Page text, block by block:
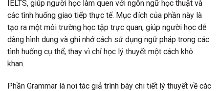
IELTS, giúp người học làm quen với ngôn ngữ học thuật và
các tình huống giao tiếp thực tế. Mục đích của phần này là
tạo ra một môi trường học tập trực quan, giúp người học dễ
dàng hình dung và ghi nhớ cách sử dụng ngữ pháp trong các
tình huống cụ thể, thay vì chỉ học lý thuyết một cách khô
khan.
Phần Grammar là nơi tác giả trình bày chi tiết lý thuyết về các